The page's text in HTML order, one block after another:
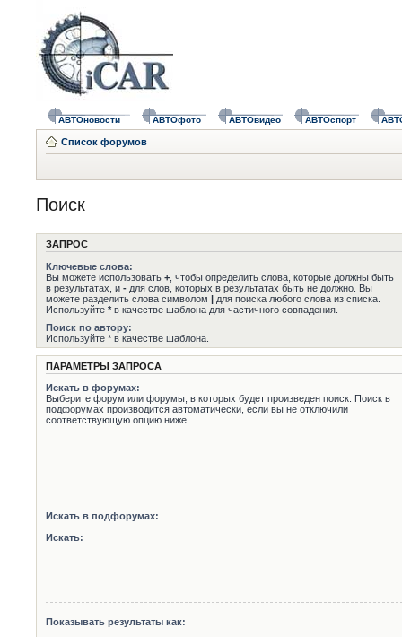
АВТОновости АВТОфото АВТОвидео АВТОспорт
Список форумов
Поиск
ЗАПРОС
Ключевые слова:
Вы можете использовать + , чтобы определить слова, которые должны быть
в результатах, и - для слов, которых в результатах быть не должно. Вы
можете разделить слова символом | для поиска любого слова из списка.
Используйте * в качестве шаблона для частичного совпадения.
Поиск по автору:
Используйте * в качестве шаблона.
ПАРАМЕТРЫ ЗАПРОСА
Искать в форумах:
Выберите форум или форумы, в которых будет произведен поиск. Поиск в
подфорумах производится автоматически, если вы не отключили
соответствующую опцию ниже.
Искать в подфорумах:
Искать:
Показывать результаты как: